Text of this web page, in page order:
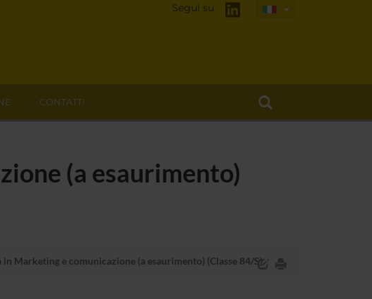
Segui su
CONTATTI
(a esaurimento)
in Marketing e comunicazione (a esaurimento) (Classe 84/S)